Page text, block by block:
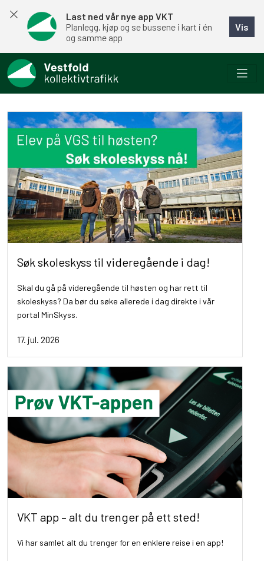
Last ned vår nye app VKT
Planlegg, kjøp og se bussene i kart i én
og samme app
Vis
Søk skoleskyss til videregående i dag!
Skal du gå på videregående til høsten og har rett til
skoleskyss? Da bør du søke allerede i dag direkte i vår
portal MinSkyss.
17. jul. 2026
VKT app – alt du trenger på ett sted!
Vi har samlet alt du trenger for en enklere reise i en app!